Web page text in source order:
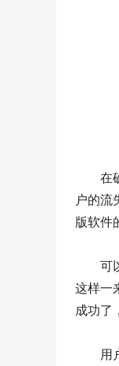
在
户的流
版软件
可
这样一
成功了
用